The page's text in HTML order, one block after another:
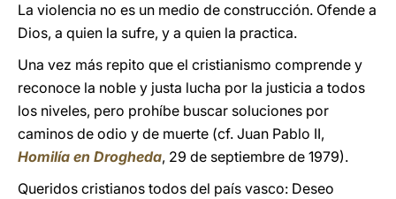
La violencia no es un medio de construcción. Ofende a
Dios, a quien la sufre, y a quien la practica.
Una vez más repito que el cristianismo comprende y
reconoce la noble y justa lucha por la justicia a todos
los niveles, pero prohíbe buscar soluciones por
caminos de odio y de muerte (cf. Juan Pablo II,
Homilía en Drogheda, 29 de septiembre de 1979).
Queridos cristianos todos del país vasco: Deseo